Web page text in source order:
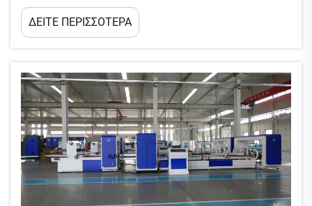
ενός εργοστασίου. Δεν πρόκειται μόνο για
μεγάλα εργαστήρια και εντυπωσιακές
διαφημίσεις· η πραγματική δύναμη φαίνεται στις
επιχείρησή σας...
ΔΕΙΤΕ ΠΕΡΙΣΣΟΤΕΡΑ